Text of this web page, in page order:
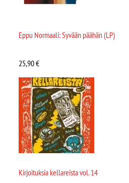
Eppu Normaali: Syvään päähän (LP)
25,90€
Kirjoituksia kellareista vol. 14